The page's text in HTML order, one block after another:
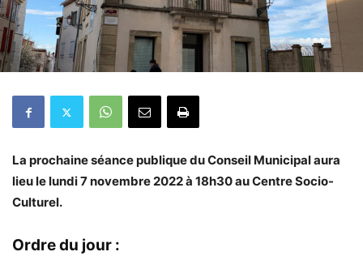
La prochaine séance publique du Conseil Municipal aura
lieu le lundi 7 novembre 2022 à 18h30 au Centre Socio-
Culturel.
Ordre du jour :